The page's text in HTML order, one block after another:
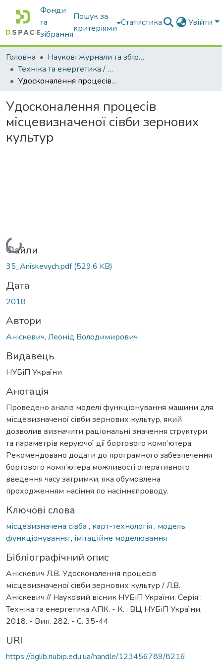
Фонди
та
зібрання
Пошук за
критеріями
Статистика Увійти
Головна
Наукові журнали та збірники видань
Техніка та енергетика / Machinery & Energetics
Удосконалення процесів місцевизначеної сівби зернових культур
Удосконалення процесів
місцевизначеної сівби зернових
культур
Вантажиться...
Файли
35_Aniskevych.pdf(529,6 KB)
Дата
2018
Автори
Аніскевич, Леонід Володимирович
Видавець
НУБіП України
Анотація
Проведено аналіз моделі функціонування машини для
місцевизначеної сівби зернових культур, який
дозволив визначити раціональні значення структури
та параметрів керуючої дії бортового комп’ютера.
Рекомендовано додати до програмного забезпечення
бортового комп’ютера можливості оперативного
введення часу затримки, яка обумовлена
проходженням насіння по насіннєпроводу.
Ключові слова
місцевизначена сівба , карт-технологія , модель
функціонування , імітаційне моделювання
Бібліографічний опис
Аніскевич Л.В. Удосконалення процесів
місцевизначеної сівби зернових культур / Л.В.
Аніскевич // Науковий вісник НУБіП України. Серія :
Техніка та енергетика АПК. - К. : ВЦ НУБіП України,
2018. - Вип. 282. - С. 35-44
URI
https://dglib.nubip.edu.ua/handle/123456789/8216